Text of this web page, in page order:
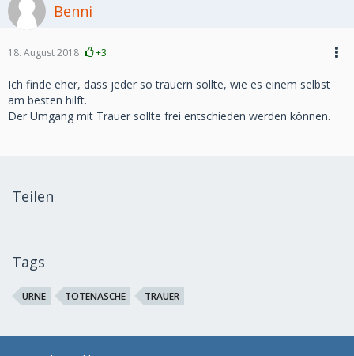
Benni
18. August 2018 +3
Ich finde eher, dass jeder so trauern sollte, wie es einem selbst
am besten hilft.
Der Umgang mit Trauer sollte frei entschieden werden können.
Teilen
Tags
URNE TOTENASCHE TRAUER